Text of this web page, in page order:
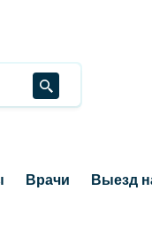
Врачи Выезд